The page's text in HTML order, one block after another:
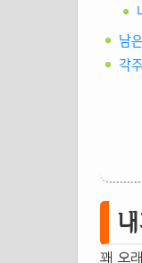
남
각주
꽤 오